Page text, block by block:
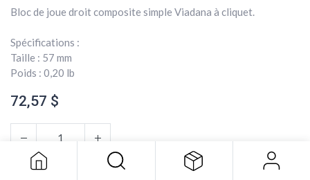
Bloc de joue droit composite simple Viadana à cliquet.
Spécifications :
Taille : 57 mm
Poids : 0,20 lb
72,57 $
72,57$